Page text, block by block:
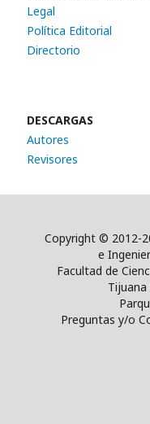
Legal
Política Editorial
Directorio
DESCARGAS
Autores
Revisores
Copyright © 2012-
e
Facultad de
Tijuana
Preguntas y/o